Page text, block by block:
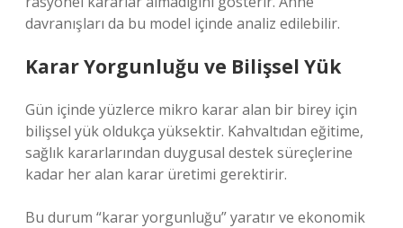
davranışları da bu model içinde analiz edilebilir.
Karar Yorgunluğu ve Bilişsel Yük
Gün içinde yüzlerce mikro karar alan bir birey için
bilişsel yük oldukça yüksektir. Kahvaltıdan eğitime,
sağlık kararlarından duygusal destek süreçlerine
kadar her alan karar üretimi gerektirir.
Bu durum “karar yorgunluğu” yaratır ve ekonomik